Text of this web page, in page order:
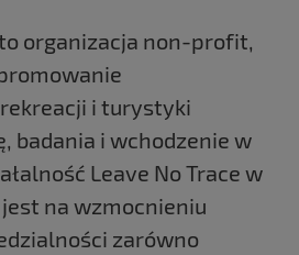
organizacja non-profit,
i turystyki
badania i wchodzenie w
Leave No Trace w
na wzmocnieniu
zarówno